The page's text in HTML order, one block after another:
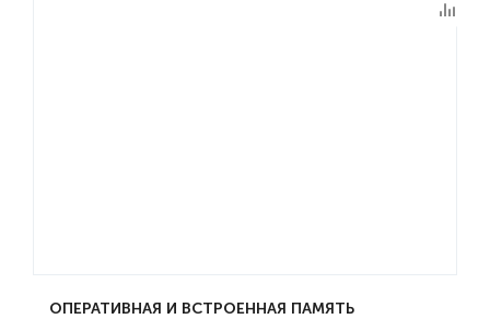
ОПЕРАТИВНАЯ И ВСТРОЕННАЯ ПАМЯТЬ